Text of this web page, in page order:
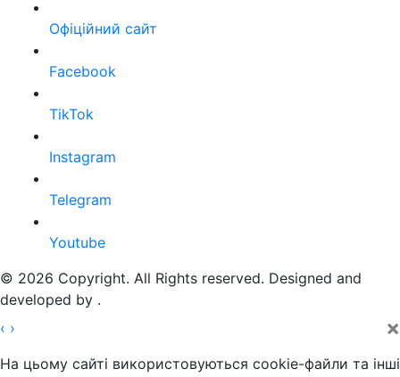
Офіційний сайт
Facebook
TikTok
Instagram
Telegram
Youtube
© 2026 Copyright. All Rights reserved. Designed and
developed by .
‹ › ×
На цьому сайті використовуються cookie-файли та інші